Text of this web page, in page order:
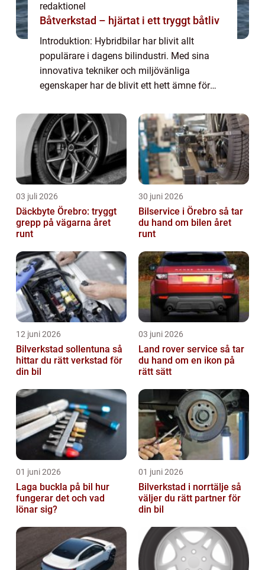
redaktionel
Båtverkstad – hjärtat i ett tryggt båtliv
Introduktion: Hybridbilar har blivit allt
populärare i dagens bilindustri. Med sina
innovativa tekniker och miljövänliga
egenskaper har de blivit ett hett ämne för
köpare. Denna artikel är en fördjupande
guide ti...
03 juli 2026
Däckbyte Örebro: tryggt
grepp på vägarna året
runt
30 juni 2026
Bilservice i Örebro så tar
du hand om bilen året
runt
12 juni 2026
Bilverkstad sollentuna så
hittar du rätt verkstad för
din bil
03 juni 2026
Land rover service så tar
du hand om en ikon på
rätt sätt
01 juni 2026
Laga buckla på bil hur
fungerar det och vad
lönar sig?
01 juni 2026
Bilverkstad i norrtälje så
väljer du rätt partner för
din bil